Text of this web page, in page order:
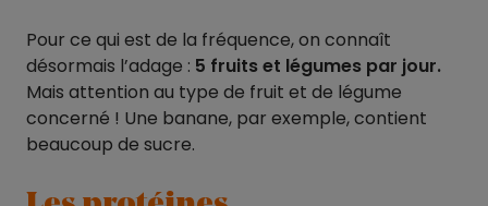
Pour ce qui est de la fréquence, on connaît
désormais l’adage : 5 fruits et légumes par jour.
Mais attention au type de fruit et de légume
concerné ! Une banane, par exemple, contient
beaucoup de sucre.